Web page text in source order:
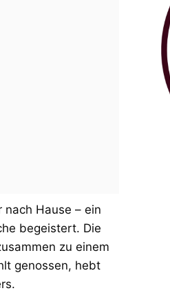
Hause – ein
begeistert. Die
zu einem
genossen, hebt